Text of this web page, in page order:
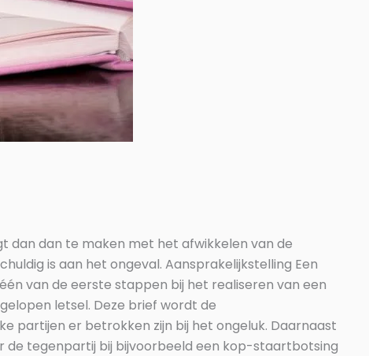
dan dan te maken met het afwikkelen van de
is aan het ongeval. Aansprakelijkstelling Een
van de eerste stappen bij het realiseren van een
letsel. Deze brief wordt de
partijen er betrokken zijn bij het ongeluk. Daarnaast
de tegenpartij bij bijvoorbeeld een kop-staartbotsing